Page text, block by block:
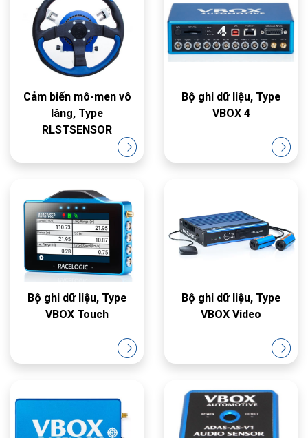
Cảm biến mô-men vô
lăng, Type
RLSTSENSOR
Bộ ghi dữ liệu, Type
VBOX 4
Bộ ghi dữ liệu, Type
VBOX Touch
Bộ ghi dữ liệu, Type
VBOX Video